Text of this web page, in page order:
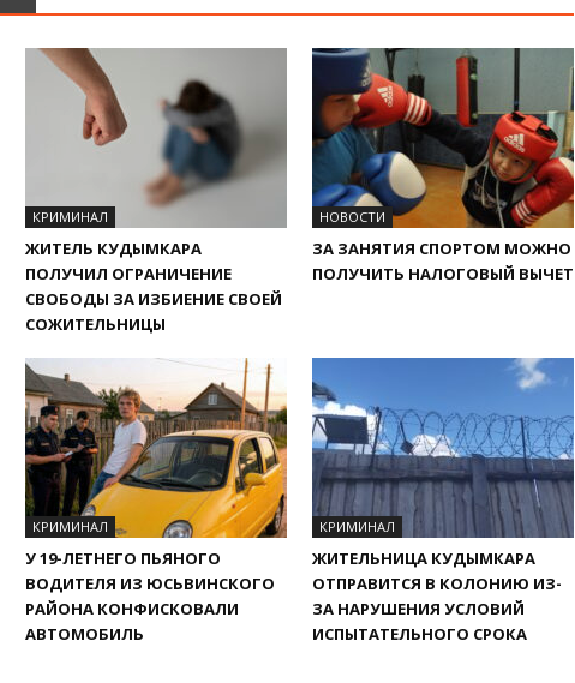
КРИМИНАЛ
ЖИТЕЛЬ КУДЫМКАРА
ПОЛУЧИЛ ОГРАНИЧЕНИЕ
СВОБОДЫ ЗА ИЗБИЕНИЕ СВОЕЙ
СОЖИТЕЛЬНИЦЫ
НОВОСТИ
ЗА ЗАНЯТИЯ СПОРТОМ МОЖНО
ПОЛУЧИТЬ НАЛОГОВЫЙ ВЫЧЕТ
КРИМИНАЛ
У 19-ЛЕТНЕГО ПЬЯНОГО
ВОДИТЕЛЯ ИЗ ЮСЬВИНСКОГО
РАЙОНА КОНФИСКОВАЛИ
АВТОМОБИЛЬ
КРИМИНАЛ
ЖИТЕЛЬНИЦА КУДЫМКАРА
ОТПРАВИТСЯ В КОЛОНИЮ ИЗ-
ЗА НАРУШЕНИЯ УСЛОВИЙ
ИСПЫТАТЕЛЬНОГО СРОКА